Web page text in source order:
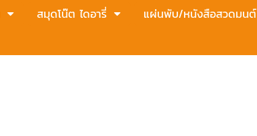
สมุดโน๊ต ไดอารี่
แผ่นพับ/หนังสือสวดมนต์